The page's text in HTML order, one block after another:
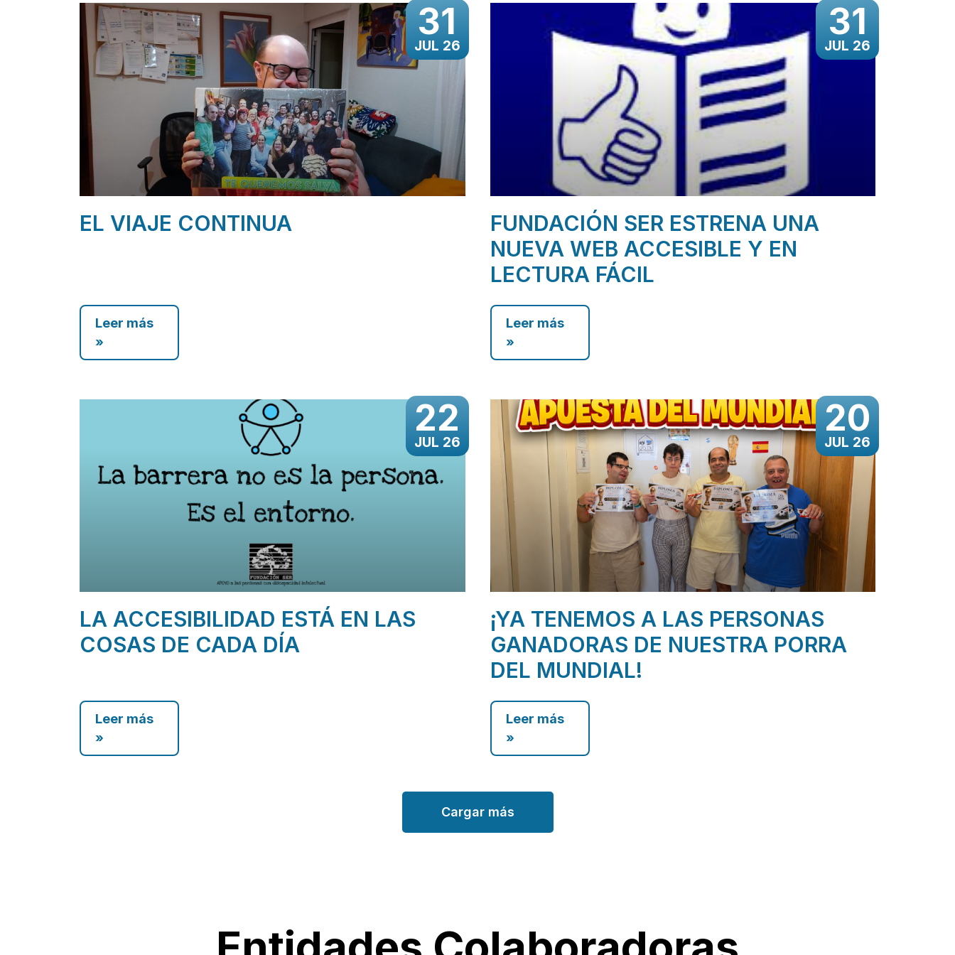
31
JUL 26
EL VIAJE CONTINUA
Leer más
»
31
JUL 26
FUNDACIÓN SER ESTRENA UNA
NUEVA WEB ACCESIBLE Y EN
LECTURA FÁCIL
Leer más
»
22
JUL 26
LA ACCESIBILIDAD ESTÁ EN LAS
COSAS DE CADA DÍA
Leer más
»
20
JUL 26
¡YA TENEMOS A LAS PERSONAS
GANADORAS DE NUESTRA PORRA
DEL MUNDIAL!
Leer más
»
Cargar más